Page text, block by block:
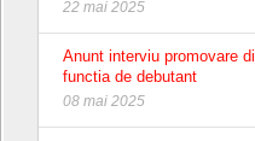
22 mai 2025
Anunt interviu promovare
functia de debutant
08 mai 2025